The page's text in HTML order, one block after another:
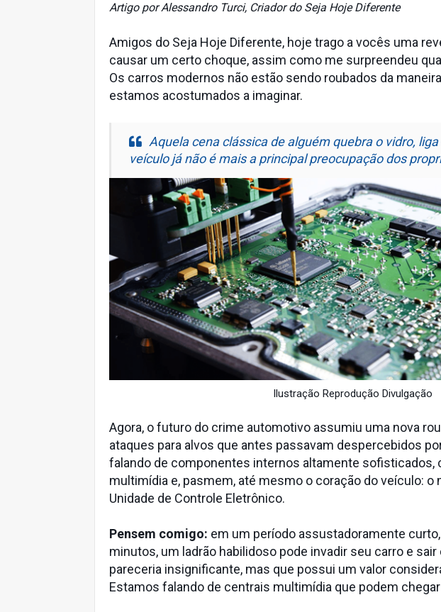
Artigo por Alessandro Turci, Criador do Seja Hoje Diferente
Amigos do Seja Hoje Diferente, hoje trago a vocês uma
causar um certo choque, assim como me surpreendeu
Os carros modernos não estão sendo roubados da
estamos acostumados a imaginar.
Aquela cena clássica de alguém quebra o vidro,
veículo já não é mais a principal preocupação dos
Ilustração Reprodução Divulgação
Agora, o futuro do crime automotivo assumiu uma nova
ataques para alvos que antes passavam despercebidos
falando de componentes internos altamente sofisticados,
multimídia e, pasmem, até mesmo o coração do veículo: o
Unidade de Controle Eletrônico.
Pensem comigo: em um período assustadoramente
minutos, um ladrão habilidoso pode invadir seu carro e
pareceria insignificante, mas que possui um valor
Estamos falando de centrais multimídia que podem